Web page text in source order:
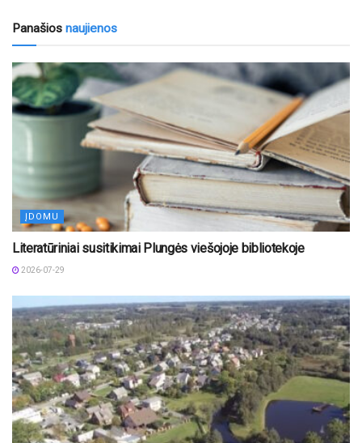
Panašios naujienos
ĮDOMU
Literatūriniai susitikimai Plungės viešojoje bibliotekoje
2026-07-29